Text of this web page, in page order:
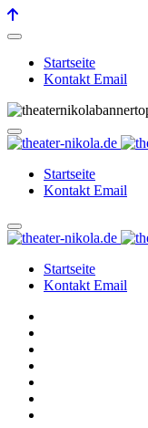
Startseite
Kontakt Email
Startseite
Kontakt Email
Startseite
Kontakt Email